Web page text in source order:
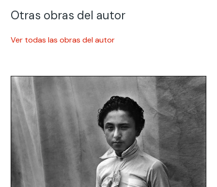
Otras obras del autor
Ver todas las obras del autor